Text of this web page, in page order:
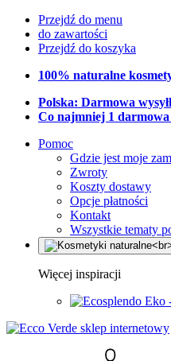
Przejdź do menu
do zawartości
Przejdź do koszyka
100% naturalne
Polska: Darmowa
Co najmniej 1
Pomoc
Gdzie jest moje
Zwroty
Koszty dostawy
Opcje płatności
Kontakt
Wszystkie tematy
Więcej inspiracji
Eko